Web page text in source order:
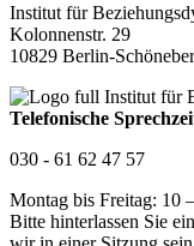
Institut für
Kolonnenstr. 29
10829 Berlin-
Telefonische
030 - 61 62 47 57
Montag bis Freitag: 10
Bitte hinterlassen Sie